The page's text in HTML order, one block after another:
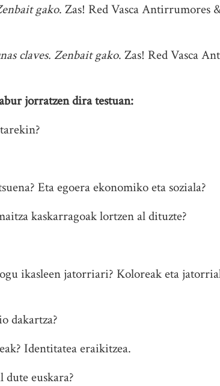
gako. Zas! Red Vasca Antirrumores
claves. Zenbait gako. Zas! Red Vasca
jorratzen dira testuan:
Eta egoera ekonomiko eta soziala?
kaskarragoak lortzen al dituzte?
ikasleen jatorriari? Koloreak eta
dakartza?
Identitatea eraikitzea.
euskara?